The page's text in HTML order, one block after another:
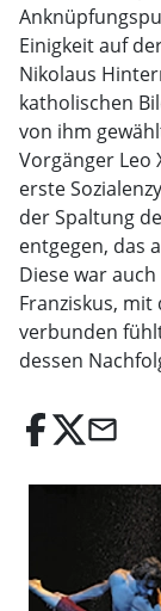
Einigkeit auf
Nikolaus
katholischen
von ihm
Vorgänger Leo
erste
der Spaltung
entgegen, das
Diese war
Franziskus, mit
verbunden
dessen
email